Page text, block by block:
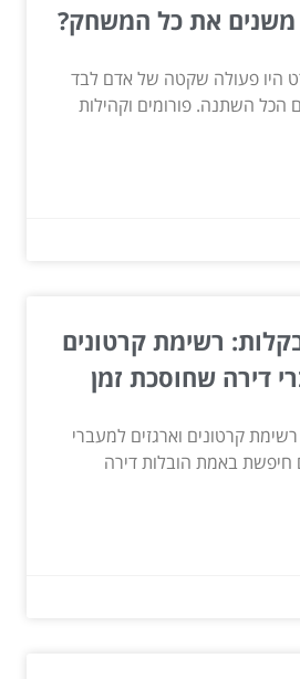
משנים את כל המשחק?
היו פעולה שקטה של אדם לבד
הכל השתנה. פורומים וקהילות
רשימת קרטונים
דירה שחוסכת זמן
קרטונים וארגזים למעברי
חיפשת באמת הובלות דירה